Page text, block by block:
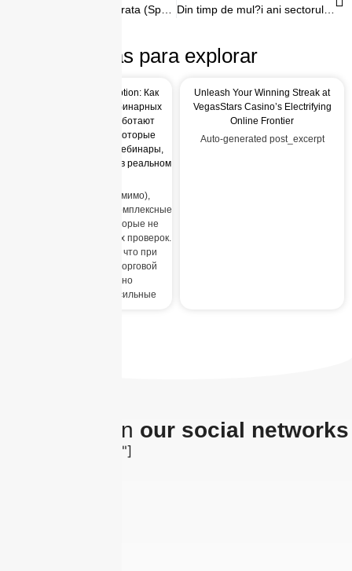
Din timp de mul?i ani sectorul iGaming try oarecum opac
Más para explorar
Сигналы для pocket option: Как
улучшить результаты бинарных
опционов В штате работают
опытные трейдеры, которые
проводят обучающие вебинары,
демонстрируя торговлю в реальном
Многие брокеры (помимо),
предлагают надежные комплексные
торговые сигналы, которые не
требуют дополнительных проверок.
Практика показывает, что при
выборе финансовой торговой
стратегии разумно
ориентироваться на сильные
Unleash Your Winning Streak at
VegasStars Casino’s Electrifying
Online Frontier
Auto-generated post_excerpt
The latest on our social networks
[insta-gallery id="0"]